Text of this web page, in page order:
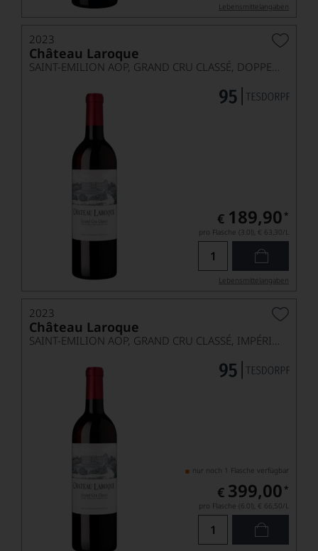
Lebensmittel­angaben
2023
Château Laroque
SAINT-EMILION AOP, GRAND CRU CLASSÉ, DOPPELMAGNUM
€ 189,90 *
pro Flasche (3.0l), € 63,30/L
Lebensmittel­angaben
2023
Château Laroque
SAINT-EMILION AOP, GRAND CRU CLASSÉ, IMPÉRIALE
nur noch 1 Flasche verfügbar
€ 399,00 *
pro Flasche (6.0l), € 66,50/L